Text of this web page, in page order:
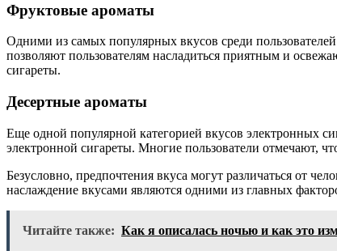
Фруктовые ароматы
Одними из самых популярных вкусов среди
позволяют пользователям насладиться приятным и
сигареты.
Десертные ароматы
Еще одной популярной категорией вкусов электронных
электронной сигареты. Многие пользователи отмечают,
Безусловно, предпочтения вкуса могут различаться от
наслаждение вкусами являются одними из главных
Читайте также: Как я описалась ночью и как это